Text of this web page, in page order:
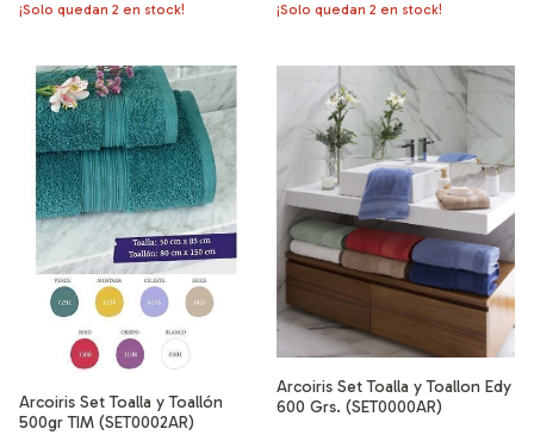
¡Solo quedan 2 en stock!
¡Solo quedan 2 en stock!
Arcoiris Set Toalla y Toallón
500gr TIM (SET0002AR)
Arcoiris Set Toalla y Toallon Edy
600 Grs. (SET0000AR)